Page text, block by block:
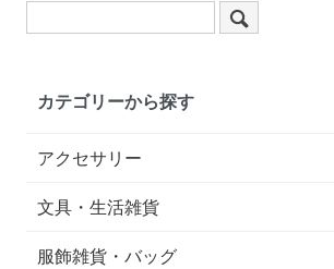
カテゴリーから探す
アクセサリー
文具・生活雑貨
服飾雑貨・バッグ